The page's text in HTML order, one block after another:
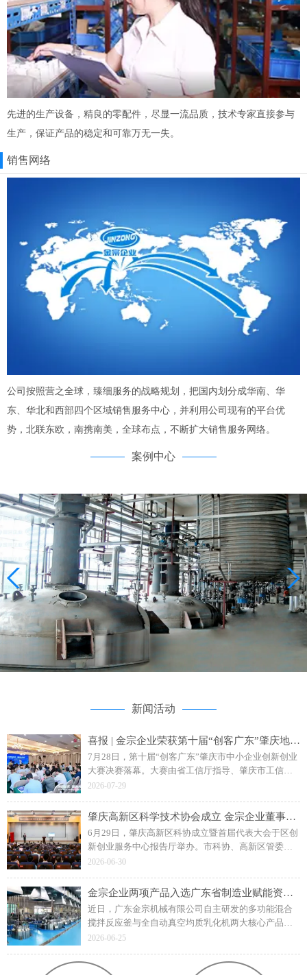
先进的生产设备，精良的零配件，尽显一流品质，技术专家直接参与
生产，保证产品的稳定和可靠万无一失。
销售网络
公司按照营之全球，臻细服务的战略规划，把国内划分成华南、华
东、华北和西部四个区域销售服务中心，并利用公司现有的平台优
势，北联东欧，南携南美，全球布点，不断扩大销售服务网络。
案例中心
新闻活动
喜报 | 金宗企业荣获第十届“创客广东”肇庆地市赛二等奖
7月28日，第十届“创客广东”肇庆市中小企业创新创业
大赛决赛落幕。大赛由省工信厅指导、肇庆市工信局
主办，主题为“创客肇庆智创未来”。广东金宗机械“水
2026-07-29
肇庆高新区科学技术协会成立 金宗企业董事长钟日强当选副主席
6月29日，肇庆高新区科协成立暨首届代表大会于区创
新创业服务中心报告厅举办。市科协、高新区管委会
相关领导，各单位、科研院校及金宗机械等企业代表
2026-06-30
金宗企业两项产品入选广东省制造业赋能资源名录
近日，广东金宗机械有限公司自主研发的多功能混合
搅拌反应釜与全自动真空均质乳化机两大核心产品凭
借技术先进性与成熟应用价值顺利通过遴选，标志着
获得省级官方认定。
2026-06-25